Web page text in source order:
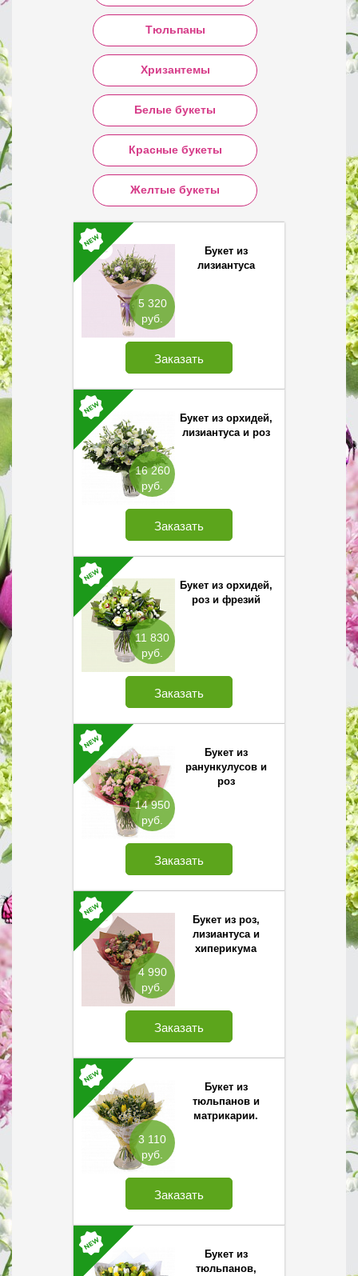
Тюльпаны
Хризантемы
Белые букеты
Красные букеты
Желтые букеты
5 320
руб.
Букет из
лизиантуса
Заказать
16 260
руб.
Букет из орхидей,
лизиантуса и роз
Заказать
11 830
руб.
Букет из орхидей,
роз и фрезий
Заказать
14 950
руб.
Букет из
ранункулусов и
роз
Заказать
4 990
руб.
Букет из роз,
лизиантуса и
хиперикума
Заказать
3 110
руб.
Букет из
тюльпанов и
матрикарии.
Заказать
Букет из
тюльпанов,